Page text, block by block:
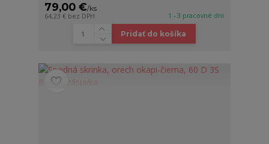
79,00 €/ks
64,23 € bez DPH 1 - 3 pracovné dni
Pridať do košíka